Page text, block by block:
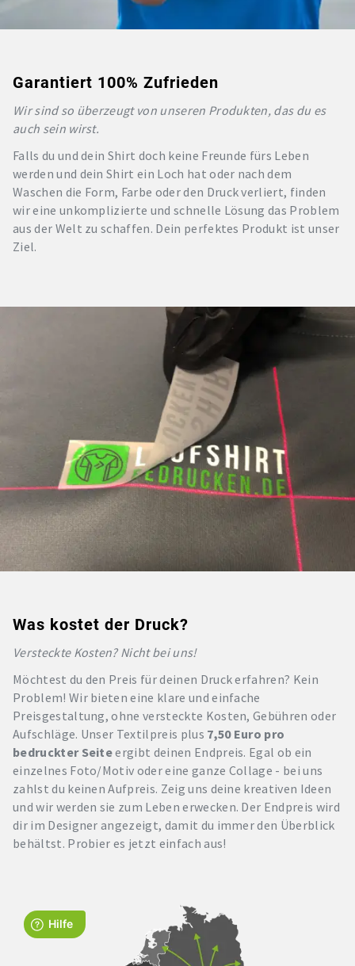
Garantiert 100% Zufrieden
Wir sind so überzeugt von unseren Produkten, das du es
auch sein wirst.
Falls du und dein Shirt doch keine Freunde fürs Leben
werden und dein Shirt ein Loch hat oder nach dem
Waschen die Form, Farbe oder den Druck verliert, finden
wir eine unkomplizierte und schnelle Lösung das Problem
aus der Welt zu schaffen. Dein perfektes Produkt ist unser
Ziel.
Was kostet der Druck?
Versteckte Kosten? Nicht bei uns!
Möchtest du den Preis für deinen Druck erfahren? Kein
Problem! Wir bieten eine klare und einfache
Preisgestaltung, ohne versteckte Kosten, Gebühren oder
Aufschläge. Unser Textilpreis plus 7,50 Euro pro
bedruckter Seiteergibt deinen Endpreis. Egal ob ein
einzelnes Foto/Motiv oder eine ganze Collage - bei uns
zahlst du keinen Aufpreis. Zeig uns deine kreativen Ideen
und wir werden sie zum Leben erwecken. Der Endpreis wird
dir im Designer angezeigt, damit du immer den Überblick
behältst. Probier es jetzt einfach aus!